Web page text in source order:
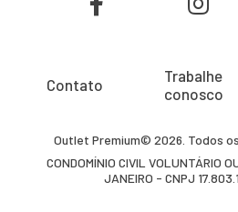
Contato
Trabalhe
conosco
Outlet Premium© 2026. Todos
CONDOMÍNIO CIVIL VOLUNTÁRIO
JANEIRO - CNPJ